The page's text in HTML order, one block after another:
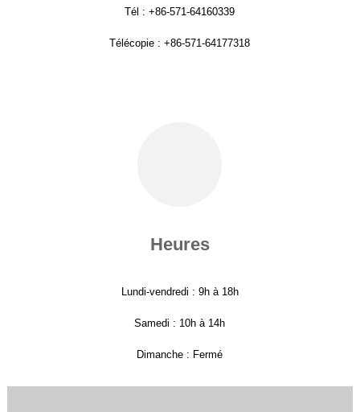
Tél : +86-571-64160339
Télécopie : +86-571-64177318
Heures
Lundi-vendredi : 9h à 18h
Samedi : 10h à 14h
Dimanche : Fermé